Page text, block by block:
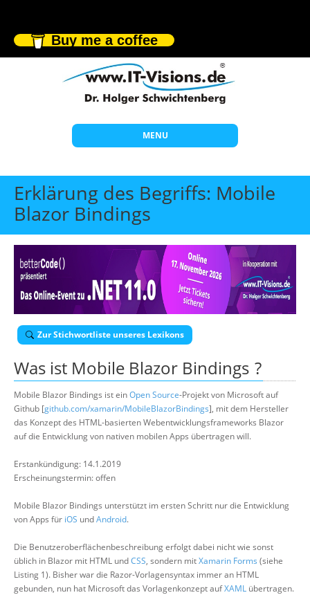
Buy me a coffee
MENU
Start
Themen
Individuelle Schulungen
Offene Seminare
Wissen
Über uns
Erklärung des Begriffs: Mobile
Blazor Bindings
Zur Stichwortliste unseres Lexikons
Was ist Mobile Blazor Bindings ?
Mobile Blazor Bindings ist einOpen Source-Projekt von Microsoft auf
Github [github.com/xamarin/MobileBlazorBindings], mit dem Hersteller
das Konzept des HTML-basierten Webentwicklungsframeworks Blazor
auf die Entwicklung von nativen mobilen Apps übertragen will.
Erstankündigung: 14.1.2019
Erscheinungstermin: offen
Mobile Blazor Bindings unterstützt im ersten Schritt nur die Entwicklung
von Apps für iOS undAndroid.
Die Benutzeroberflächenbeschreibung erfolgt dabei nicht wie sonst
üblich in Blazor mit HTML undCSS, sondern mitXamarin Forms (siehe
Listing 1). Bisher war die Razor-Vorlagensyntax immer an HTML
gebunden, nun hat Microsoft das Vorlagenkonzept aufXAML übertragen.